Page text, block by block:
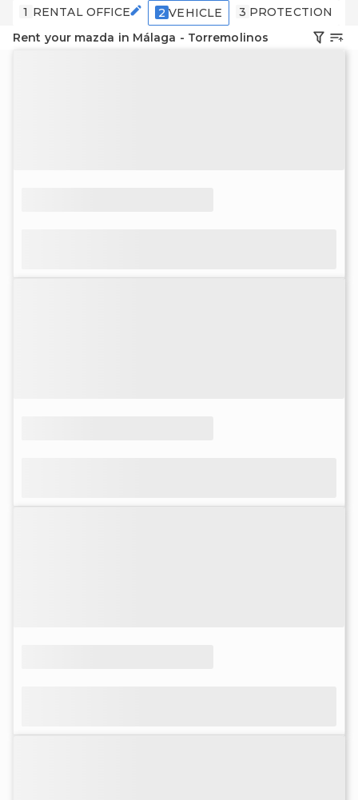
1 RENTAL OFFICE 2 VEHICLE 3 PROTECTION
Rent your mazda in Málaga - Torremolinos